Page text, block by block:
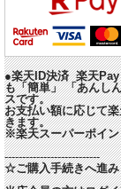
●楽天ID決済 楽天Pay
も「簡単」 「あんし
スです。
お支払い額に応じて
きます。
※楽天スーパーポイン
---------------------------
☆ご購入手続きへ進み